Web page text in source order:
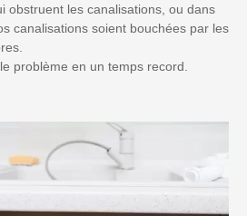
obstruent les canalisations, ou dans
canalisations soient bouchées par les
problème en un temps record.